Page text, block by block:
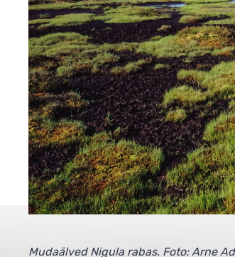
Mudaälved Nigula rabas. Foto: Arne